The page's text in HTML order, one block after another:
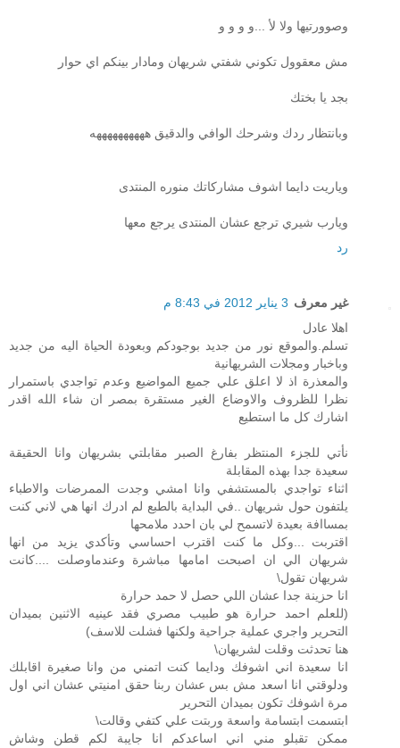
وصوورتيها ولا لأ ...و و و و
مش معقوول تكوني شفتي شريهان ومادار بينكم اي حوار
بجد يا بختك
وبانتظار ردك وشرحك الوافي والدقيق ههههههههههه
وياريت دايما اشوف مشاركاتك منوره المنتدى
ويارب شيري ترجع عشان المنتدى يرجع معها
رد
غير معرف 3 يناير 2012 في 8:43 م
اهلا عادل
تسلم.والموقع نور من جديد بوجودكم وبعودة الحياة اليه من جديد
وباخبار ومجلات الشريهانية
والمعذرة اذ لا اعلق علي جميع المواضيع وعدم تواجدي باستمرار
نظرا للظروف والاوضاع الغير مستقرة بمصر ان شاء الله اقدر
اشارك كل ما استطيع
نأتي للجزء المنتظر بفارغ الصبر مقابلتي بشريهان وانا الحقيقة
سعيدة جدا بهذه المقابلة
اثناء تواجدي بالمستشفي وانا امشي وجدت الممرضات والاطباء
يلتفون حول شريهان ..في البداية بالطبع لم ادرك انها هي لاني كنت
بمساافة بعيدة لاتسمح لي بان احدد ملامحها
اقتربت ...وكل ما كنت اقترب احساسي وتأكدي يزيد من انها
شريهان الي ان اصبحت امامها مباشرة وعندماوصلت ....كانت
شريهان تقول\
انا حزينة جدا عشان اللي حصل لا حمد حرارة
(للعلم احمد حرارة هو طبيب مصري فقد عينيه الاثنين بميدان
التحرير واجري عملية جراحية ولكنها فشلت للاسف)
هنا تحدثت وقلت لشريهان\
انا سعيدة اني اشوفك ودايما كنت اتمني من وانا صغيرة اقابلك
ودلوقتي انا اسعد مش بس عشان ربنا حقق امنيتي عشان اني اول
مرة اشوفك تكون بميدان التحرير
ابتسمت ابتسامة واسعة وربتت علي كتفي وقالت\
ممكن تقبلو مني اني اساعدكم انا جايبة لكم قطن وشاش